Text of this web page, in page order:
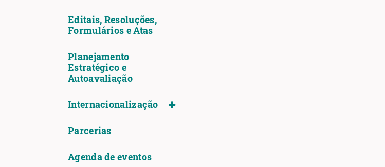
Editais, Resoluções,
Formulários e Atas
Planejamento
Estratégico e
Autoavaliação
Internacionalização
Parcerias
Agenda de eventos